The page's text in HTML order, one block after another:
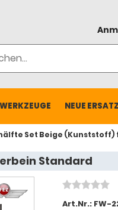
WERKZEUGE NEUE
Set Beige (Kunststoff)
Standard
Art.Nr.: FW-